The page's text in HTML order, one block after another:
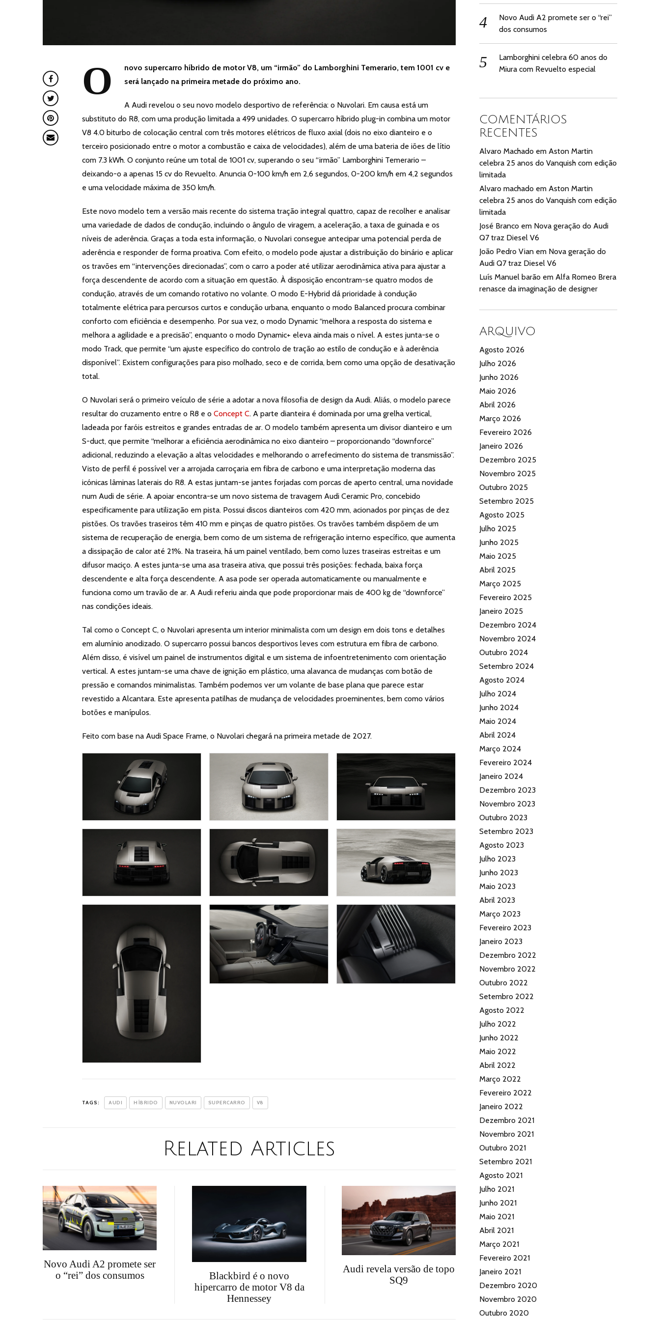
O
novo supercarro híbrido de motor V8, um “irmão” do Lamborghini Temerario, tem 1001 cv e
será lançado na primeira metade do próximo ano.
A Audi revelou o seu novo modelo desportivo de referência: o Nuvolari. Em causa está um
substituto do R8, com uma produção limitada a 499 unidades. O supercarro híbrido plug-in combina um motor
V8 4.0 biturbo de colocação central com três motores elétricos de fluxo axial (dois no eixo dianteiro e o
terceiro posicionado entre o motor a combustão e caixa de velocidades), além de uma bateria de iões de lítio
com 7.3 kWh. O conjunto reúne um total de 1001 cv, superando o seu “irmão” Lamborghini Temerario –
deixando-o a apenas 15 cv do Revuelto. Anuncia 0-100 km/h em 2,6 segundos, 0-200 km/h em 4,2 segundos
e uma velocidade máxima de 350 km/h.
Este novo modelo tem a versão mais recente do sistema tração integral quattro, capaz de recolher e analisar
uma variedade de dados de condução, incluindo o ângulo de viragem, a aceleração, a taxa de guinada e os
níveis de aderência. Graças a toda esta informação, o Nuvolari consegue antecipar uma potencial perda de
aderência e responder de forma proativa. Com efeito, o modelo pode ajustar a distribuição do binário e aplicar
os travões em “intervenções direcionadas”, com o carro a poder até utilizar aerodinâmica ativa para ajustar a
força descendente de acordo com a situação em questão. À disposição encontram-se quatro modos de
condução, através de um comando rotativo no volante. O modo E-Hybrid dá prioridade à condução
totalmente elétrica para percursos curtos e condução urbana, enquanto o modo Balanced procura combinar
conforto com eficiência e desempenho. Por sua vez, o modo Dynamic “melhora a resposta do sistema e
melhora a agilidade e a precisão”, enquanto o modo Dynamic+ eleva ainda mais o nível. A estes junta-se o
modo Track, que permite “um ajuste específico do controlo de tração ao estilo de condução e à aderência
disponível”. Existem configurações para piso molhado, seco e de corrida, bem como uma opção de desativação
total.
O Nuvolari será o primeiro veículo de série a adotar a nova filosofia de design da Audi. Aliás, o modelo parece
resultar do cruzamento entre o R8 e o Concept C. A parte dianteira é dominada por uma grelha vertical,
ladeada por faróis estreitos e grandes entradas de ar. O modelo também apresenta um divisor dianteiro e um
S-duct, que permite “melhorar a eficiência aerodinâmica no eixo dianteiro – proporcionando “downforce”
adicional, reduzindo a elevação a altas velocidades e melhorando o arrefecimento do sistema de transmissão”.
Visto de perfil é possível ver a arrojada carroçaria em fibra de carbono e uma interpretação moderna das
icónicas lâminas laterais do R8. A estas juntam-se jantes forjadas com porcas de aperto central, uma novidade
num Audi de série. A apoiar encontra-se um novo sistema de travagem Audi Ceramic Pro, concebido
especificamente para utilização em pista. Possui discos dianteiros com 420 mm, acionados por pinças de dez
pistões. Os travões traseiros têm 410 mm e pinças de quatro pistões. Os travões também dispõem de um
sistema de recuperação de energia, bem como de um sistema de refrigeração interno específico, que aumenta
a dissipação de calor até 21%. Na traseira, há um painel ventilado, bem como luzes traseiras estreitas e um
difusor maciço. A estes junta-se uma asa traseira ativa, que possui três posições: fechada, baixa força
descendente e alta força descendente. A asa pode ser operada automaticamente ou manualmente e
funciona como um travão de ar. A Audi referiu ainda que pode proporcionar mais de 400 kg de “downforce”
nas condições ideais.
Tal como o Concept C, o Nuvolari apresenta um interior minimalista com um design em dois tons e detalhes
em alumínio anodizado. O supercarro possui bancos desportivos leves com estrutura em fibra de carbono.
Além disso, é visível um painel de instrumentos digital e um sistema de infoentretenimento com orientação
vertical. A estes juntam-se uma chave de ignição em plástico, uma alavanca de mudanças com botão de
pressão e comandos minimalistas. Também podemos ver um volante de base plana que parece estar
revestido a Alcantara. Este apresenta patilhas de mudança de velocidades proeminentes, bem como vários
botões e manípulos.
Feito com base na Audi Space Frame, o Nuvolari chegará na primeira metade de 2027.
TAGS: AUDI HÍBRIDO NUVOLARI SUPERCARRO V8
Related Articles
Novo Audi A2 promete ser
o “rei” dos consumos
Blackbird é o novo
hipercarro de motor V8 da
Hennessey
Audi revela versão de topo
SQ9
Novo Audi A2 promete ser o “rei”
dos consumos
Lamborghini celebra 60 anos do
Miura com Revuelto especial
COMENTÁRIOS
RECENTES
Alvaro Machado emAston Martin
celebra 25 anos do Vanquish com edição
limitada
Alvaro machado emAston Martin
celebra 25 anos do Vanquish com edição
limitada
José Branco em Nova geração do Audi
Q7 traz Diesel V6
João Pedro Vian em Nova geração do
Audi Q7 traz Diesel V6
Luís Manuel barão emAlfa Romeo Brera
renasce da imaginação de designer
ARQUIVO
Agosto 2026
Julho 2026
Junho 2026
Maio 2026
Abril 2026
Março 2026
Fevereiro 2026
Janeiro 2026
Dezembro 2025
Novembro 2025
Outubro 2025
Setembro 2025
Agosto 2025
Julho 2025
Junho 2025
Maio 2025
Abril 2025
Março 2025
Fevereiro 2025
Janeiro 2025
Dezembro 2024
Novembro 2024
Outubro 2024
Setembro 2024
Agosto 2024
Julho 2024
Junho 2024
Maio 2024
Abril 2024
Março 2024
Fevereiro 2024
Janeiro 2024
Dezembro 2023
Novembro 2023
Outubro 2023
Setembro 2023
Agosto 2023
Julho 2023
Junho 2023
Maio 2023
Abril 2023
Março 2023
Fevereiro 2023
Janeiro 2023
Dezembro 2022
Novembro 2022
Outubro 2022
Setembro 2022
Agosto 2022
Julho 2022
Junho 2022
Maio 2022
Abril 2022
Março 2022
Fevereiro 2022
Janeiro 2022
Dezembro 2021
Novembro 2021
Outubro 2021
Setembro 2021
Agosto 2021
Julho 2021
Junho 2021
Maio 2021
Abril 2021
Março 2021
Fevereiro 2021
Janeiro 2021
Dezembro 2020
Novembro 2020
Outubro 2020